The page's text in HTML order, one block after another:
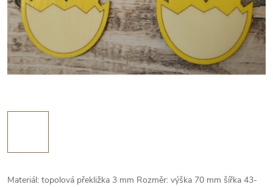
Materiál: topolová překližka 3 mm Rozměr: výška 70 mm šířka 43-